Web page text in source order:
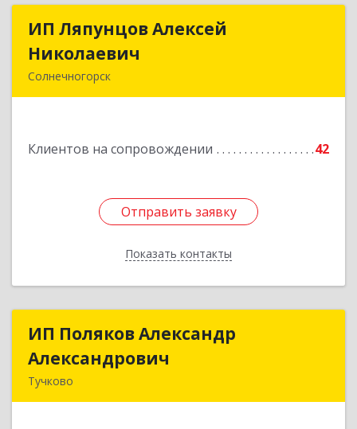
ИП Ляпунцов Алексей
Николаевич
Солнечногорск
Клиентов на сопровождении 42
Отправить заявку
Показать контакты
ИП Ляпунцов Алексей
Отправить заявку
Назад
ИП Поляков Александр
Александрович
Тучково
ИП Поляков Александр